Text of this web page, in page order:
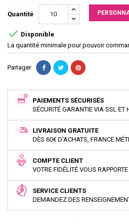
Quantité
 Disponible
La quantité minimale pour pouvoir
Partager
PAIEMENTS SÉCURISÉS
SÉCURITÉ GARANTIE VIA SSL ET
LIVRAISON GRATUITE
DÈS 60€ D'ACHATS, FRANCE
COMPTE CLIENT
VOTRE FIDÉLITÉ VOUS RAPPORTE
SERVICE CLIENTS
DEMANDEZ DES